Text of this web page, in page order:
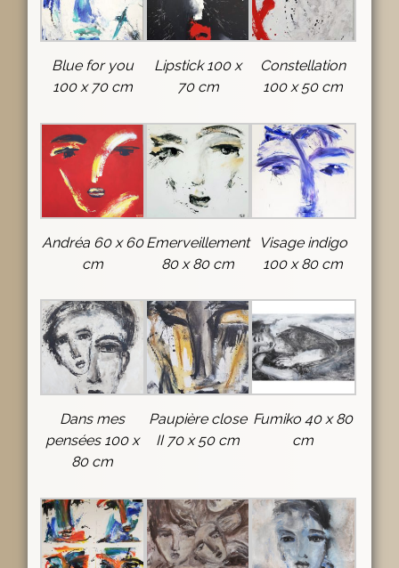
Blue for you
100 x 70 cm
Lipstick 100 x
70 cm
Constellation
100 x 50 cm
Andréa 60 x 60
cm
Emerveillement
80 x 80 cm
Visage indigo
100 x 80 cm
Dans mes
pensées 100 x
80 cm
Paupière close
II 70 x 50 cm
Fumiko 40 x 80
cm